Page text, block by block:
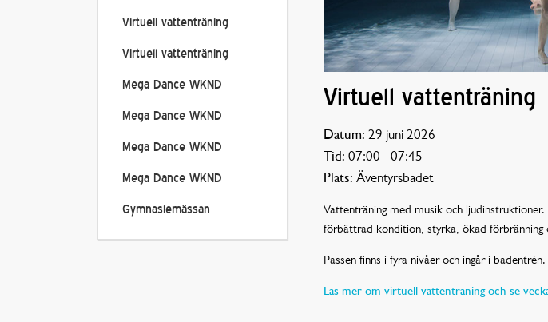
Virtuell vattenträning
Virtuell vattenträning
Mega Dance WKND
Mega Dance WKND
Mega Dance WKND
Mega Dance WKND
Gymnasiemässan
Virtuell vattenträning
Datum: 29 juni 2026
Tid: 07:00 - 07:45
Plats: Äventyrsbadet
Vattenträning med musik och
förbättrad kondition, styrka, ökad förbränning
Passen finns i fyra nivåer och ingår i
Läs mer om virtuell vattenträning och se